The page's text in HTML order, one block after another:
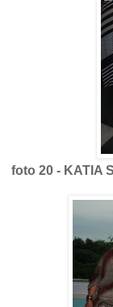
foto 20 - KATIA